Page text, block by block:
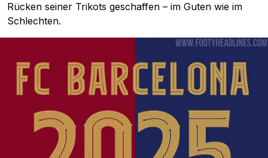
Rücken seiner Trikots geschaffen – im Guten wie im
Schlechten.